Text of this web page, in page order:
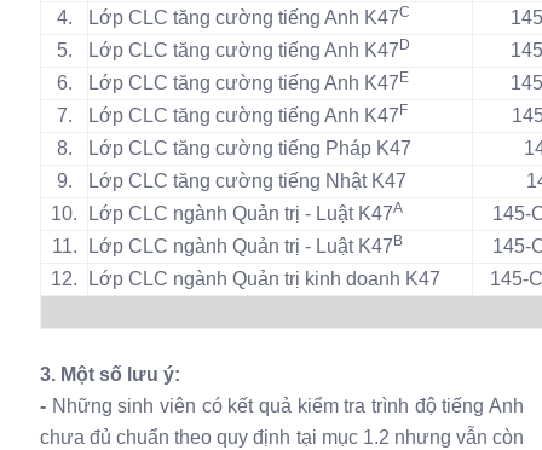
4.
Lớp CLC tăng cường tiếng Anh K47C
5.
Lớp CLC tăng cường tiếng Anh K47 D
6.
Lớp CLC tăng cường tiếng Anh K47 E
7.
Lớp CLC tăng cường tiếng Anh K47 F
8.
Lớp CLC tăng cường tiếng Pháp K47
9.
Lớp CLC tăng cường tiếng Nhật K47
10.
Lớp CLC ngành Quản trị - Luật K47A
145-
11.
Lớp CLC ngành Quản trị - Luật K47 B
145-
12.
Lớp CLC ngành Quản trị kinh doanh K47 145-
3. Một số lưu ý:
- Những sinh viên có kết quả kiểm tra trình độ tiếng Anh
chưa đủ chuẩn theo quy định tại mục 1.2 nhưng vẫn còn